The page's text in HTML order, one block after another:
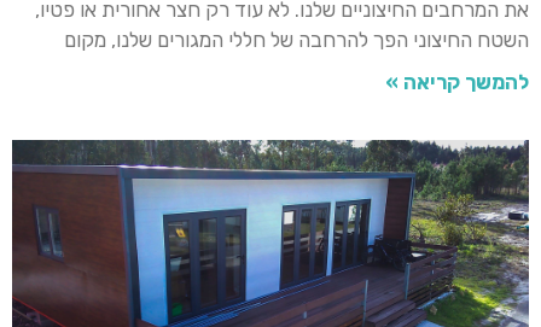
את המרחבים החיצוניים שלנו. לא עוד רק חצר אחורית או פטיו,
השטח החיצוני הפך להרחבה של חללי המגורים שלנו, מקום
להמשך קריאה »